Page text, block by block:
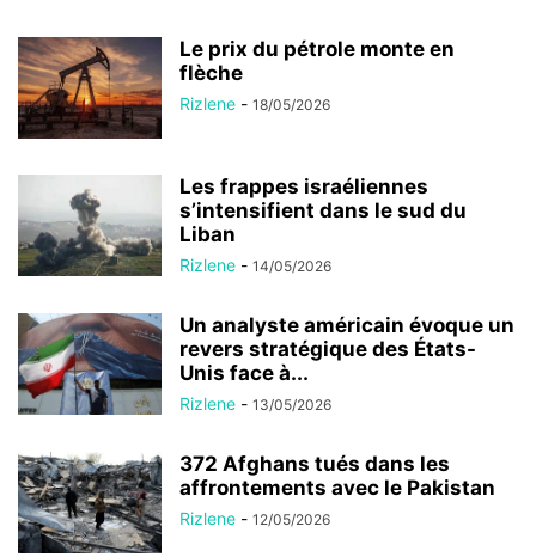
Le prix du pétrole monte en
flèche
Rizlene - 18/05/2026
Les frappes israéliennes
s’intensifient dans le sud du
Liban
Rizlene - 14/05/2026
Un analyste américain évoque un
revers stratégique des États-
Unis face à...
Rizlene - 13/05/2026
372 Afghans tués dans les
affrontements avec le Pakistan
Rizlene - 12/05/2026